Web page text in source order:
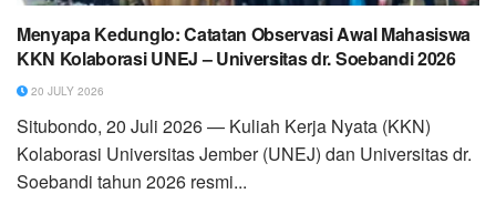
Menyapa Kedunglo: Catatan Observasi Awal Mahasiswa
KKN Kolaborasi UNEJ – Universitas dr. Soebandi 2026
20 JULY 2026
Situbondo, 20 Juli 2026 — Kuliah Kerja Nyata (KKN)
Kolaborasi Universitas Jember (UNEJ) dan Universitas dr.
Soebandi tahun 2026 resmi...